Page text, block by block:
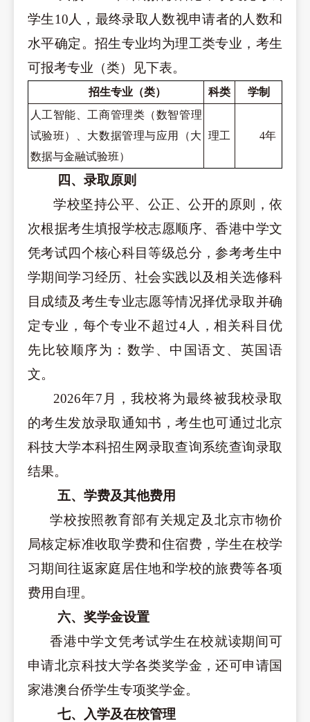
学生10 人，最终录取人数视申请者的人数和
水平确定。招生专业均为理工类专业，考生
可报考专业（类）见下表。
招生专业（类） 科类
学制
人工智能、工商管理类（数智管理
试验班）、大数据管理与应用（大
数据与金融试验班）
理工 4年
四、录取原则
学校坚持公平、公正、公开的原则，依
次根据考生填报学校志愿顺序、香港中学文
凭考试四个核心科目等级总分，参考考生中
学期间学习经历、社会实践以及相关选修科
目成绩及考生专业志愿等情况择优录取并确
定专业，每个专业不超过4人，相关科目优
先比较顺序为： 数学、 中国语文、英国语
文。
2026年7月，我校将为最终被我校录取
的考生发放录取通知书，考生也可通过北京
科技大学本科招生网录取查询系统查询录取
结果。
五、学费及其他费用
学校按照教育部有关规定及北京市物价
局核定标准收取学费和住宿费，学生在校学
习期间往返家庭居住地和学校的旅费等各项
费用自理。
六、奖学金设置
香港中学文凭考试学生在校就读期间可
申请北京科技大学各类奖学金，还可申请国
家港澳台侨学生专项奖学金。
七、入学及在校管理